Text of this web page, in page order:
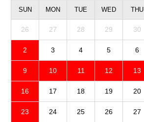
SUN MON TUE WED THU
26 27 28 29 30
2 3 4 5 6
9 10 11 12 13
16 17 18 19 20
23 24 25 26 27